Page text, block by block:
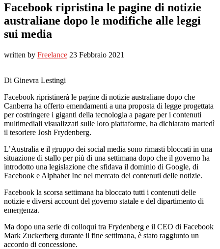
Facebook ripristina le pagine di notizie
australiane dopo le modifiche alle leggi
sui media
written by Freelance 23 Febbraio 2021
Di Ginevra Lestingi
Facebook ripristinerà le pagine di notizie australiane dopo che
Canberra ha offerto emendamenti a una proposta di legge progettata
per costringere i giganti della tecnologia a pagare per i contenuti
multimediali visualizzati sulle loro piattaforme, ha dichiarato martedì
il tesoriere Josh Frydenberg.
L’Australia e il gruppo dei social media sono rimasti bloccati in una
situazione di stallo per più di una settimana dopo che il governo ha
introdotto una legislazione che sfidava il dominio di Google, di
Facebook e Alphabet Inc nel mercato dei contenuti delle notizie.
Facebook la scorsa settimana ha bloccato tutti i contenuti delle
notizie e diversi account del governo statale e del dipartimento di
emergenza.
Ma dopo una serie di colloqui tra Frydenberg e il CEO di Facebook
Mark Zuckerberg durante il fine settimana, è stato raggiunto un
accordo di concessione.